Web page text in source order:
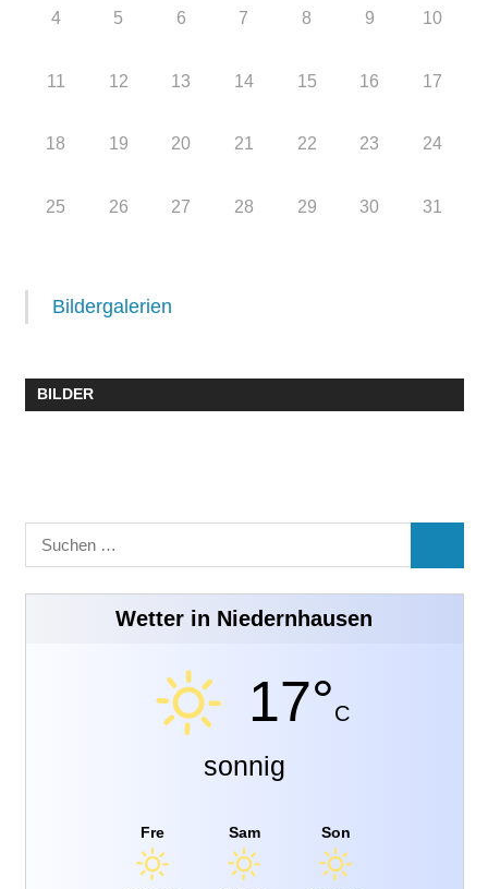
4 5 6 7 8 9 10
11 12 13 14 15 16 17
18 19 20 21 22 23 24
25 26 27 28 29 30 31
Bildergalerien
BILDER
Suchen
nach:
Wetter in Niedernhausen
17°C
sonnig
Fre Sam Son